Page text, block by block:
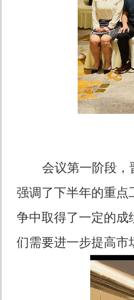
会议第一阶段，
强调了下半年的重点
争中取得了一定的成
们需要进一步提高市